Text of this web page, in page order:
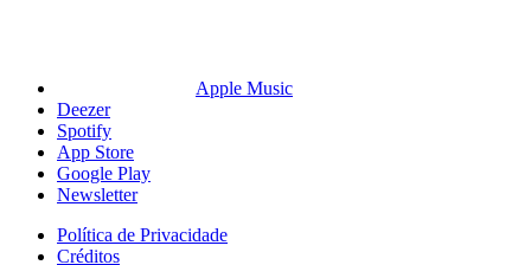
Apple Music
Deezer
Spotify
App Store
Google Play
Newsletter
Política de Privacidade
Créditos